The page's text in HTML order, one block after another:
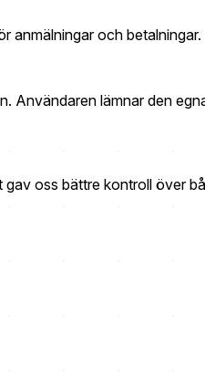
anmälningar och betalningar.
lämnar den
oss bättre kontroll över